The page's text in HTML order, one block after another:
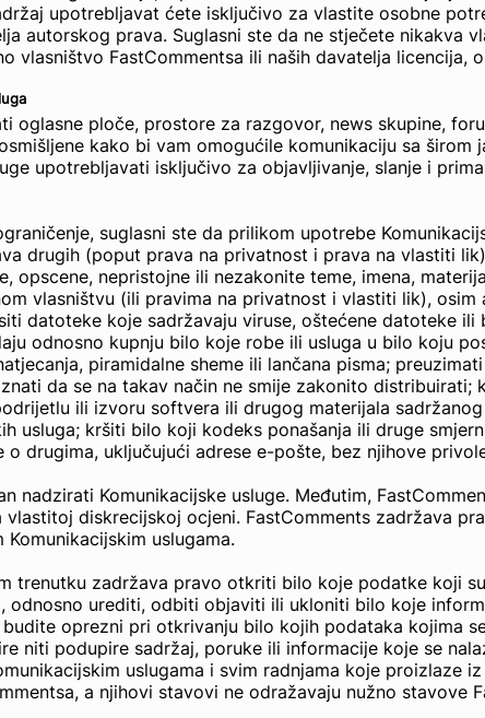
upotrebljavat ćete isključivo za vlastite osobne
autorskog prava. Suglasni ste da ne stječete nikakva
vlasništvo FastCommentsa ili naših davatelja
oglasne ploče, prostore za razgovor, news skupine,
kako bi vam omogućile komunikaciju sa
upotrebljavati isključivo za objavljivanje, slanje i
suglasni ste da prilikom upotrebe
drugih (poput prava na privatnost i prava na vlastiti
opscene, nepristojne ili nezakonite teme, imena,
vlasništvu (ili pravima na privatnost i vlastiti lik),
datoteke koje sadržavaju viruse, oštećene datoteke
odnosno kupnju bilo koje robe ili usluga u bilo koju
piramidalne sheme ili lančana pisma;
da se na takav način ne smije zakonito
ili izvoru softvera ili drugog materijala
usluga; kršiti bilo koji kodeks ponašanja ili druge
o drugima, uključujući adrese e-pošte, bez njihove
nadzirati Komunikacijske usluge. Međutim,
diskrecijskoj ocjeni. FastComments zadržava
uslugama.
trenutku zadržava pravo otkriti bilo koje podatke koji
odnosno urediti, odbiti objaviti ili ukloniti bilo koje
budite oprezni pri otkrivanju bilo kojih podataka kojima
niti podupire sadržaj, poruke ili informacije koje se
uslugama i svim radnjama koje proizlaze
a njihovi stavovi ne odražavaju nužno stavove